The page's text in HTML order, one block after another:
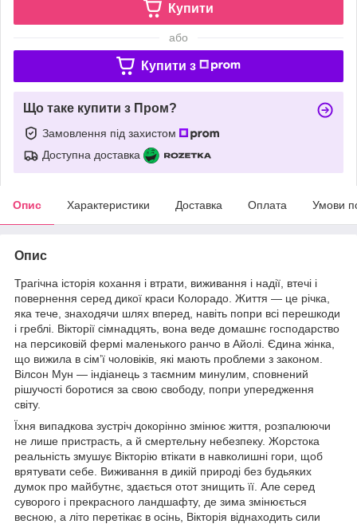
Купити
або
Купити з
Що таке купити з Пром?
Замовлення під захистом
Доступна доставка
Опис Характеристики Доставка Оплата Умови
Опис
Трагічна історія кохання і втрати, виживання і надії, втечі і
повернення серед дикої краси Колорадо. Життя — це річка,
яка тече, знаходячи шлях вперед, навіть попри всі перешкоди
і греблі. Вікторії сімнадцять, вона веде домашнє господарство
на персиковій фермі маленького ранчо в Айолі. Єдина жінка,
що вижила в сім’ї чоловіків, які мають проблеми з законом.
Вілсон Мун — індіанець з таємним минулим, сповнений
рішучості боротися за свою свободу, попри упередження
світу.
Їхня випадкова зустріч докорінно змінює життя, розпалюючи
не лише пристрасть, а й смертельну небезпеку. Жорстока
реальність змушує Вікторію втікати в навколишні гори, щоб
врятувати себе. Виживання в дикій природі без будьяких
думок про майбутнє, здається отот знищить її. Але серед
суворого і прекрасного ландшафту, де зима змінюється
весною, а літо перетікає в осінь, Вікторія віднаходить сили